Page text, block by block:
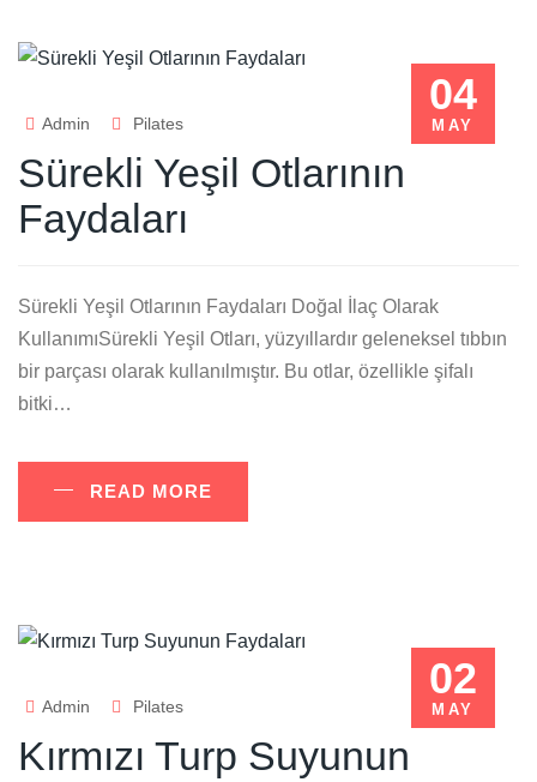
04
MAY
Admin Pilates
Sürekli Yeşil Otlarının
Faydaları
Sürekli Yeşil Otlarının Faydaları Doğal İlaç Olarak
KullanımıSürekli Yeşil Otları, yüzyıllardır geleneksel tıbbın
bir parçası olarak kullanılmıştır. Bu otlar, özellikle şifalı
bitki…
READ MORE
02
MAY
Admin Pilates
Kırmızı Turp Suyunun